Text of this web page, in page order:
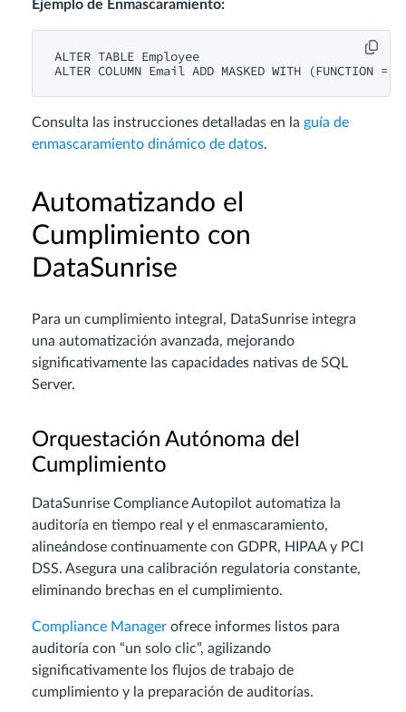
Ejemplo de Enmascaramiento:
ALTER TABLE Employee
Consulta las instrucciones detalladas en la guía de
enmascaramiento dinámico de datos.
Automatizando el
Cumplimiento con
DataSunrise
Para un cumplimiento integral, DataSunrise integra
una automatización avanzada, mejorando
significativamente las capacidades nativas de SQL
Server.
Orquestación Autónoma del
Cumplimiento
DataSunrise Compliance Autopilot automatiza la
auditoría en tiempo real y el enmascaramiento,
alineándose continuamente con GDPR, HIPAA y PCI
DSS. Asegura una calibración regulatoria constante,
eliminando brechas en el cumplimiento.
Compliance Manager ofrece informes listos para
auditoría con “un solo clic”, agilizando
significativamente los flujos de trabajo de
cumplimiento y la preparación de auditorías.